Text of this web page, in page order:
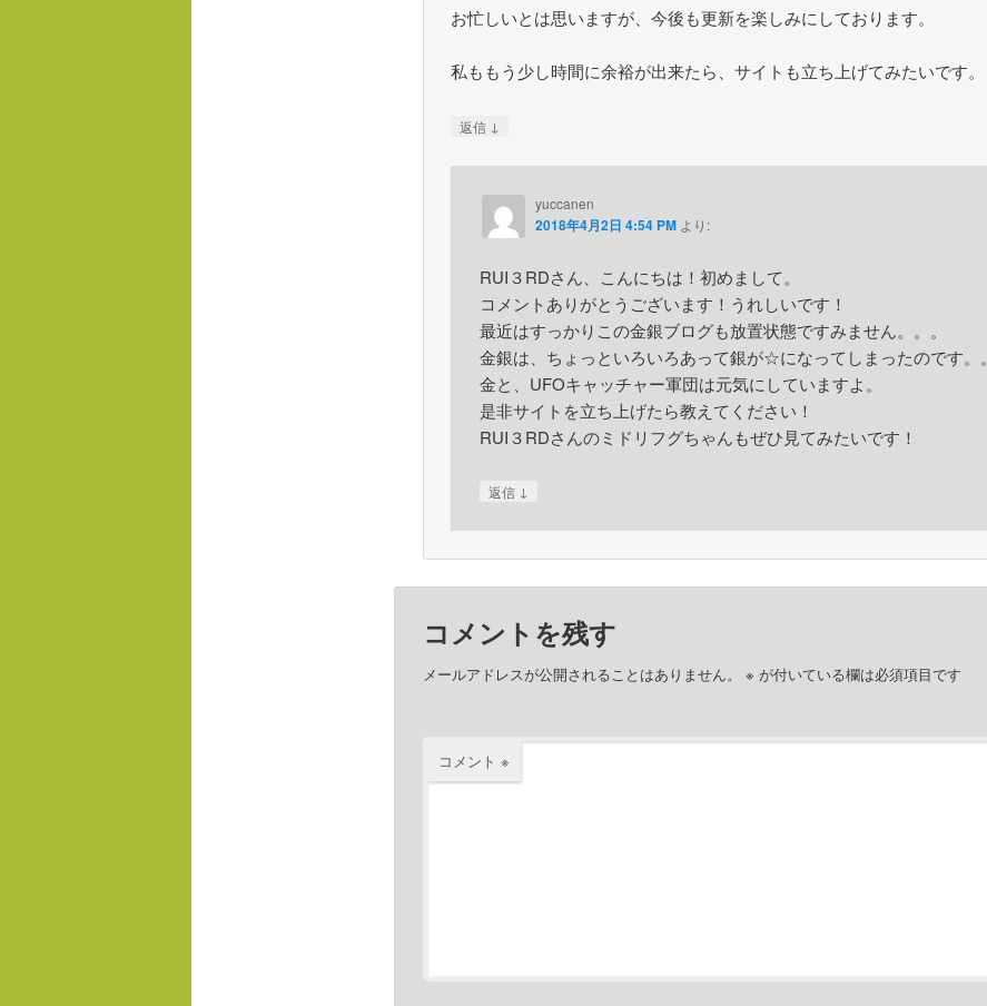
お忙しいとは思いますが、今後も更新を楽しみにしております。
私ももう少し時間に余裕が出来たら、サイトも立ち上げてみたいです。
返信 ↓
yuccanen
2018年4月2日 4:54 PM より:
RUI３RDさん、こんにちは！初めまして。
コメントありがとうございます！うれしいです！
最近はすっかりこの金銀ブログも放置状態ですみません。。。
金銀は、ちょっといろいろあって銀が☆になってしまったのです。。
金と、UFOキャッチャー軍団は元気にしていますよ。
是非サイトを立ち上げたら教えてください！
RUI３RDさんのミドリフグちゃんもぜひ見てみたいです！
返信 ↓
コメントを残す
メールアドレスが公開されることはありません。 ※ が付いている欄は必須項目です
コメント ※